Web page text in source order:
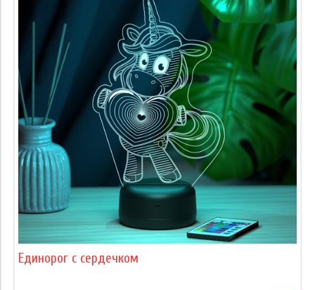
Единорог с сердечком